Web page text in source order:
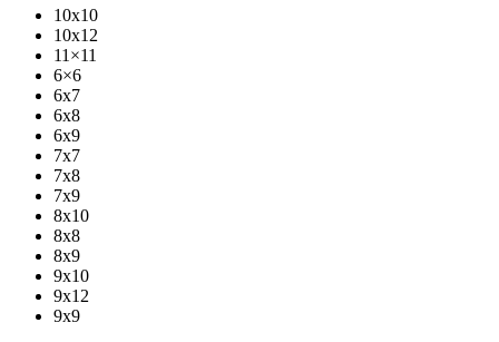
10x10
10x12
11×11
6×6
6x7
6x8
6x9
7x7
7x8
7x9
8x10
8x8
8x9
9x10
9x12
9x9